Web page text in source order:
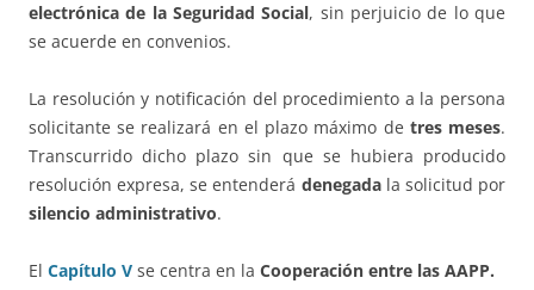
electrónica de la Seguridad Social, sin perjuicio de lo que
se acuerde en convenios.
La resolución y notificación del procedimiento a la persona
solicitante se realizará en el plazo máximo de tres meses.
Transcurrido dicho plazo sin que se hubiera producido
resolución expresa, se entenderá denegadala solicitud por
silencio administrativo.
El Capítulo V se centra en la Cooperación entre las AAPP.